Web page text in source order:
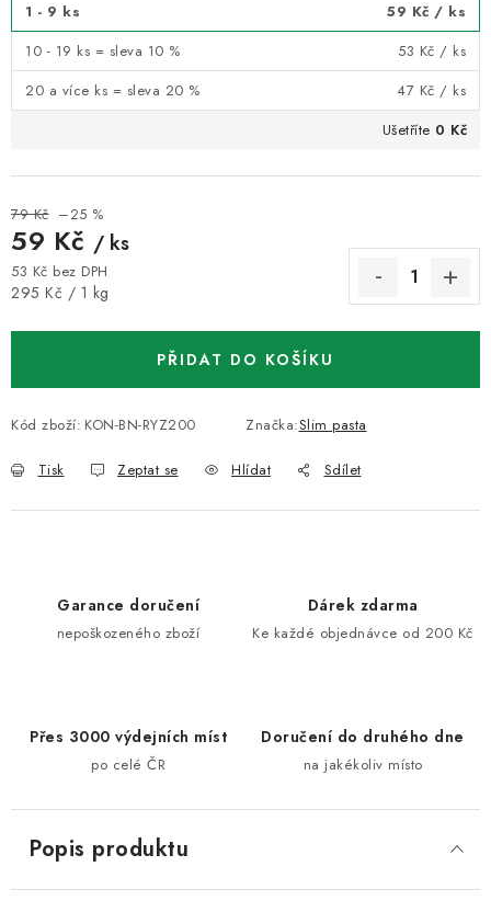
1 - 9 ks 59 Kč / ks
10 - 19 ks = sleva 10 %
53 Kč / ks
20 a více ks = sleva 20 %
47 Kč / ks
Ušetříte 0 Kč
79 Kč –25 %
59 Kč / ks
53 Kč bez DPH
Měrná cena:
295 Kč / 1 kg
PŘIDAT DO KOŠÍKU
Kód zboží: KON-BN-RYZ200 Značka:Slim pasta
Tisk Zeptat se Hlídat Sdílet
Garance doručení
nepoškozeného zboží
Dárek zdarma
Ke každé objednávce od 200 Kč
Přes 3000 výdejních míst
po celé ČR
Doručení do druhého dne
na jakékoliv místo
Popis produktu